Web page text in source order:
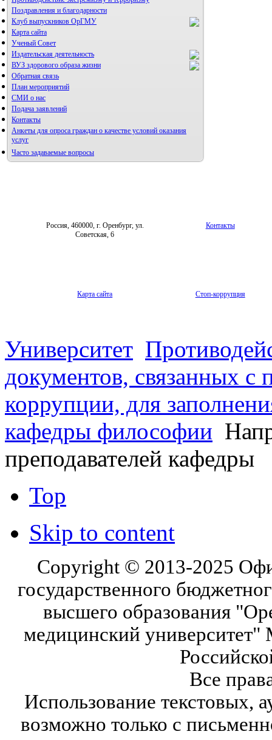
Поздравления и благодарности
Клуб выпускников ОрГМУ
Карта сайта
Ученый Совет
Издательская деятельность
Альманах молодой науки
ВУЗ здорового образа жизни
Фотогалерея
Обратная связь
План мероприятий
СМИ о нас
Подача заявлений
Контакты
Анкеты для опроса граждан о качестве условий оказания
услуг
Часто задаваемые вопросы
Россия, 460000, г. Оренбург, ул.
Советская, 6
Контакты
Карта сайта Стоп-коррупция
Университет
документов, связанных с
коррупции, для
кафедры философии
преподавателей кафедры
Top
Skip to content
Copyright © 2013-2025
государственного
высшего образования
медицинский университет"
Все
Использование текстовых,
возможно только с